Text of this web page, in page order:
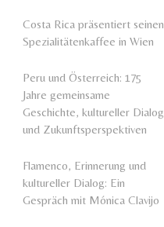
Costa Rica präsentiert seinen
Spezialitätenkaffee in Wien
Peru und Österreich: 175
Jahre gemeinsame
Geschichte, kultureller Dialog
und Zukunftsperspektiven
Flamenco, Erinnerung und
kultureller Dialog: Ein
Gespräch mit Mónica Clavijo